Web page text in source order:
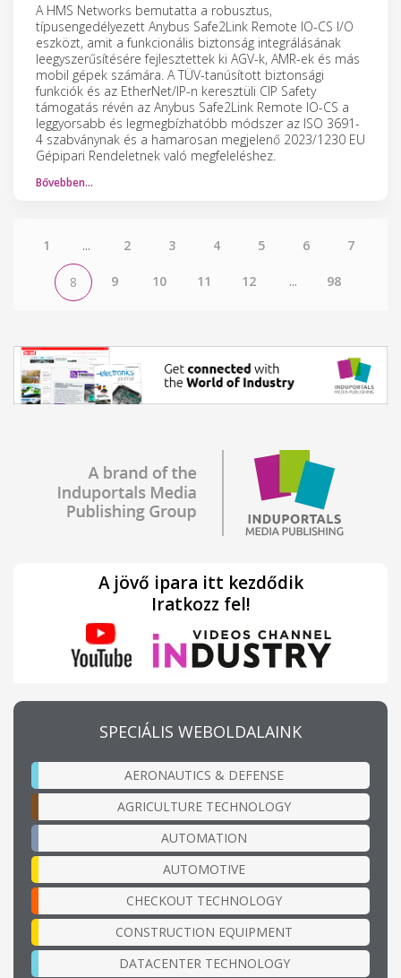
A HMS Networks bemutatta a robusztus,
típusengedélyezett Anybus Safe2Link Remote IO-CS I/O
eszközt, amit a funkcionális biztonság integrálásának
leegyszerűsítésére fejlesztettek ki AGV-k, AMR-ek és más
mobil gépek számára. A TÜV-tanúsított biztonsági
funkciók és az EtherNet/IP-n keresztüli CIP Safety
támogatás révén az Anybus Safe2Link Remote IO-CS a
leggyorsabb és legmegbízhatóbb módszer az ISO 3691-
4 szabványnak és a hamarosan megjelenő 2023/1230 EU
Gépipari Rendeletnek való megfeleléshez.
Bővebben…
1 ... 2 3 4 5 6 7
8 9 10 11 12 ... 98
A jövő ipara itt kezdődik
Iratkozz fel!
SPECIÁLIS WEBOLDALAINK
AERONAUTICS & DEFENSE
AGRICULTURE TECHNOLOGY
AUTOMATION
AUTOMOTIVE
CHECKOUT TECHNOLOGY
CONSTRUCTION EQUIPMENT
DATACENTER TECHNOLOGY